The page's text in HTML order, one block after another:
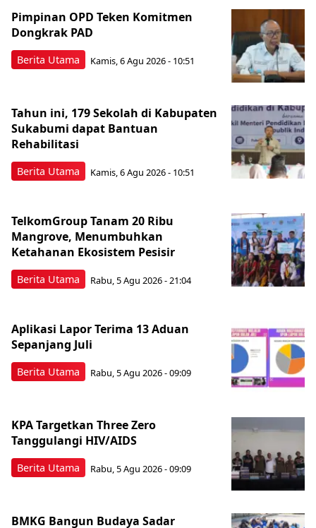
Berita Utama
Pimpinan OPD Teken Komitmen
Dongkrak PAD
Kamis, 6 Agu 2026 - 10:51
Berita Utama
Tahun ini, 179 Sekolah di Kabupaten
Sukabumi dapat Bantuan
Rehabilitasi
Kamis, 6 Agu 2026 - 10:51
Berita Utama
TelkomGroup Tanam 20 Ribu
Mangrove, Menumbuhkan
Ketahanan Ekosistem Pesisir
Rabu, 5 Agu 2026 - 21:04
Berita Utama
Aplikasi Lapor Terima 13 Aduan
Sepanjang Juli
Rabu, 5 Agu 2026 - 09:09
Berita Utama
KPA Targetkan Three Zero
Tanggulangi HIV/AIDS
Rabu, 5 Agu 2026 - 09:09
BMKG Bangun Budaya Sadar